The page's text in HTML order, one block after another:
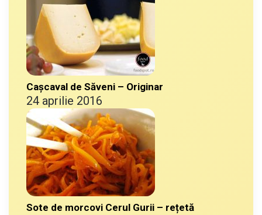
Cașcaval de Săveni – Originar
24 aprilie 2016
Sote de morcovi Cerul Gurii – rețetă